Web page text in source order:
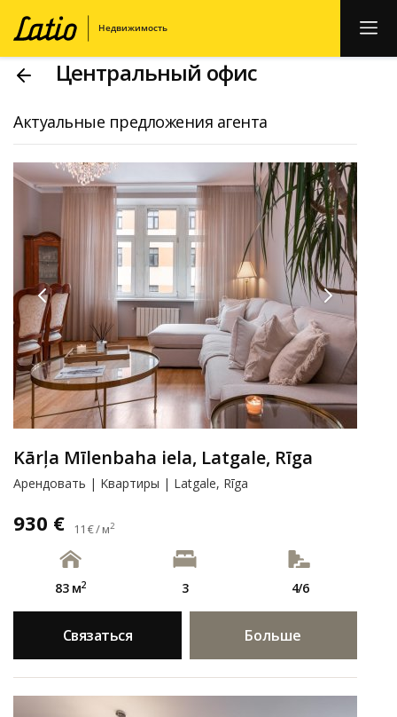
Центральный офис
Актуальные предложения агента
Kārļa Mīlenbaha iela, Latgale, Rīga
Арендовать | Kвартиры | Latgale, Rīga
930 € 11 € / м2
83 м2 3 4/6
Связаться Больше